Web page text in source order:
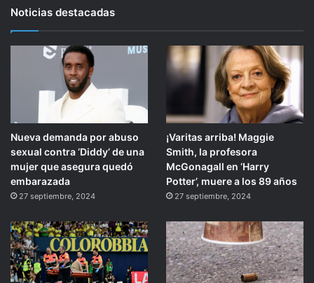
Noticias destacadas
Nueva demanda por abuso
sexual contra ‘Diddy’ de una
mujer que asegura quedó
embarazada
27 septiembre, 2024
¡Varitas arriba! Maggie
Smith, la profesora
McGonagall en ‘Harry
Potter’, muere a los 89 años
27 septiembre, 2024